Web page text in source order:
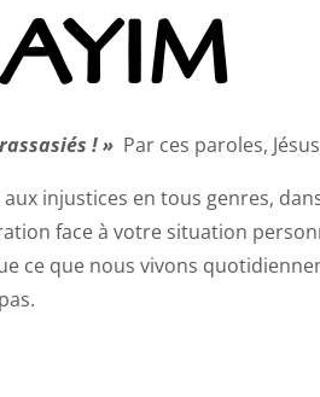
! » Par ces paroles,
injustices en tous genres,
face à votre situation
ce que nous vivons